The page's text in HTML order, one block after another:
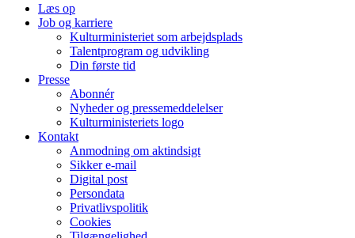
Læs op
Job og karriere
Kulturministeriet som arbejdsplads
Talentprogram og udvikling
Din første tid
Presse
Abonnér
Nyheder og pressemeddelelser
Kulturministeriets logo
Kontakt
Anmodning om aktindsigt
Sikker e-mail
Digital post
Persondata
Privatlivspolitik
Cookies